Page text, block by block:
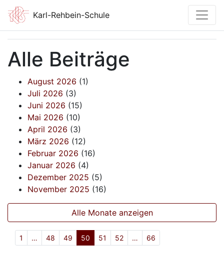
Karl-Rehbein-Schule
Alle Beiträge
August 2026 (1)
Juli 2026 (3)
Juni 2026 (15)
Mai 2026 (10)
April 2026 (3)
März 2026 (12)
Februar 2026 (16)
Januar 2026 (4)
Dezember 2025 (5)
November 2025 (16)
Alle Monate anzeigen
1 … 48 49 50 51 52 … 66